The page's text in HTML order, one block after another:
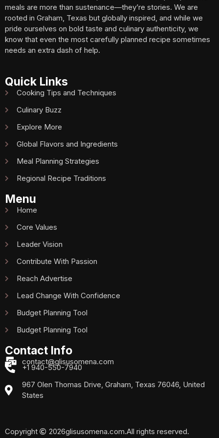
meals are more than sustenance—they’re stories. We are
rooted in Graham, Texas but globally inspired, and while we
pride ourselves on bold taste and culinary authenticity, we
know that even the most carefully planned recipe sometimes
needs an extra dash of help.
Quick Links
Cooking Tips and Techniques
Culinary Buzz
Explore More
Global Flavors and Ingredients
Meal Planning Strategies
Regional Recipe Traditions
Menu
Home
Core Values
Leader Vision
Contribute With Passion
Reach Advertise
Lead Change With Confidence
Budget Planning Tool
Budget Planning Tool
Contact Info
contact@glisusomena.com
+1 940-550-7940
967 Olen Thomas Drive, Graham, Texas 76046, United
States
Copyright 2026glisusomena.com.All rights reserved.